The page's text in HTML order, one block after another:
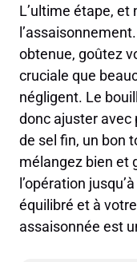
L’ultime étape, et
obtenue, goûtez
cruciale que
négligent. Le
donc ajuster avec
de sel fin, un bon
mélangez bien et
l’opération
équilibré et à
assaisonnée est